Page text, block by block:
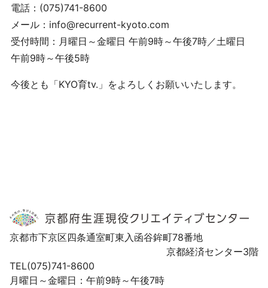
電話：(075)741-8600
メール：info@recurrent-kyoto.com
受付時間：月曜日～金曜日 午前9時～午後7時／土曜日
午前9時～午後5時
今後とも「KYO育tv.」をよろしくお願いいたします。
京都市下京区四条通室町東入函谷鉾町78番地
京都経済センター3階
TEL(075)741-8600
月曜日～金曜日：午前9時～午後7時